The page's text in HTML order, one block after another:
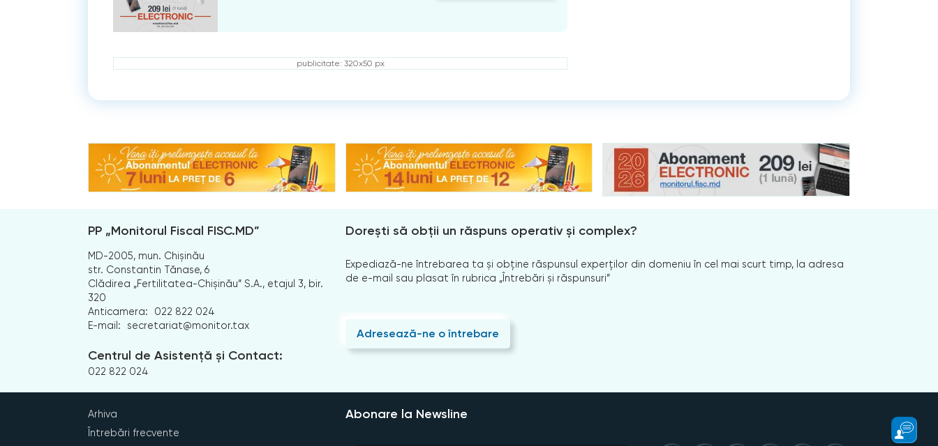
publicitate: 320x50 px
PP „Monitorul Fiscal FISC.MD”
MD-2005, mun. Chișinău
str. Constantin Tănase, 6
Clădirea „Fertilitatea-Chișinău” S.A., etajul 3, bir.
320
Anticamera:
022 822 024
E-mail:
secretariat@monitor.tax
Centrul de Asistență și Contact:
022 822 024
Dorești să obții un răspuns operativ și complex?
Expediază-ne întrebarea ta și obține răspunsul experților din domeniu în cel mai scurt timp, la adresa
de e-mail sau plasat în rubrica „Întrebări și răspunsuri”
Adresează-ne o întrebare
Arhiva
Întrebări frecvente
Abonare la Newsline